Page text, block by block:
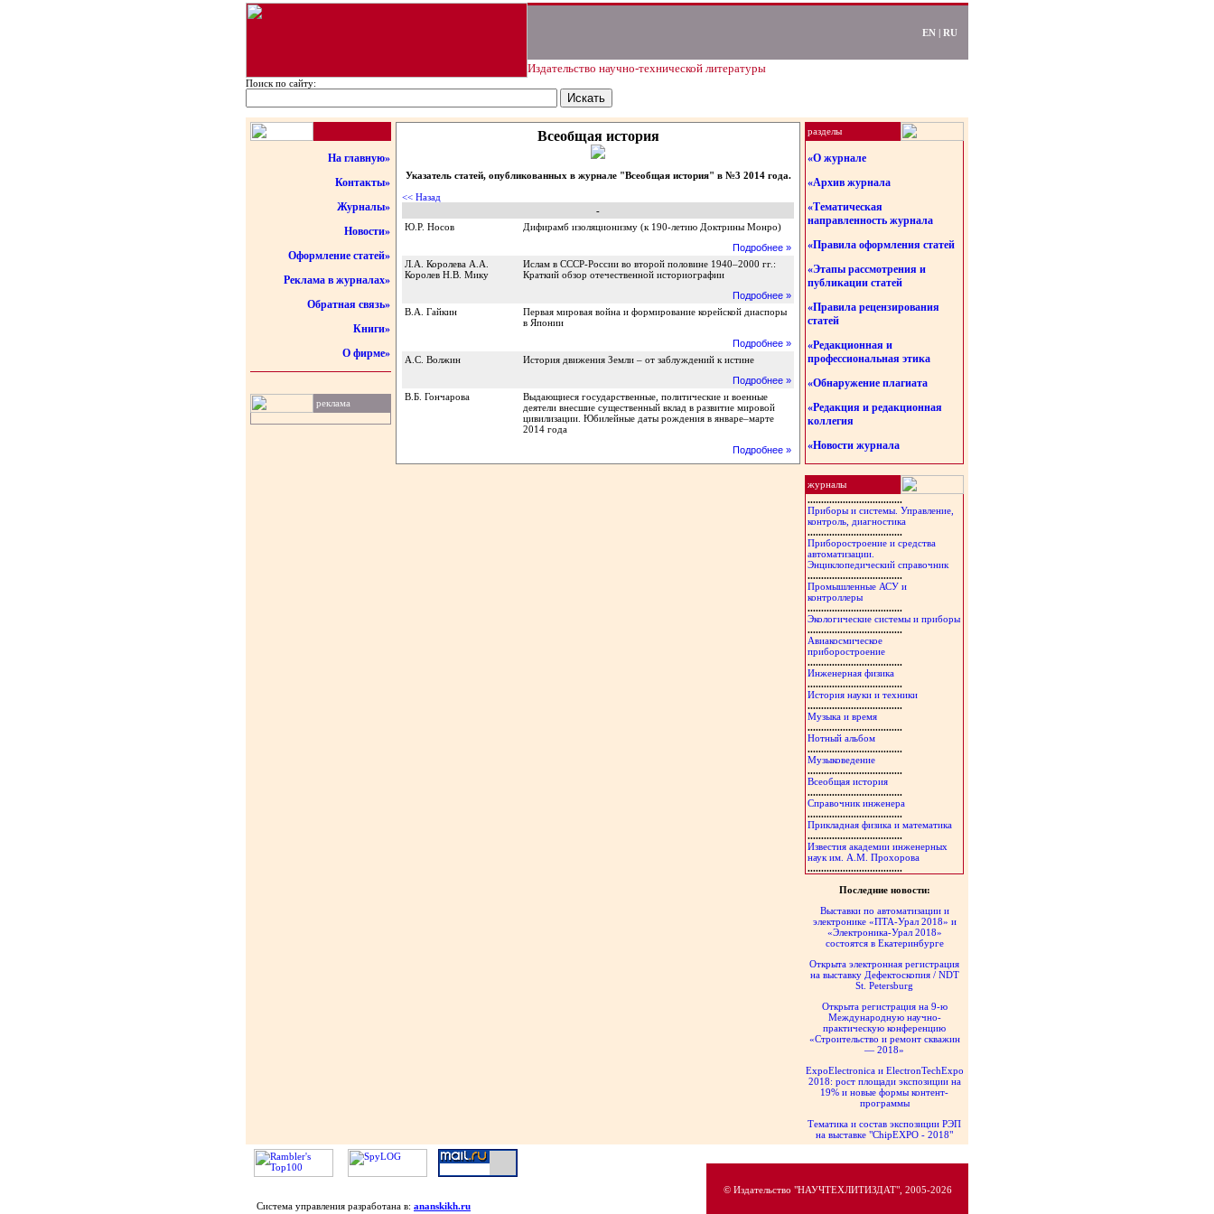
EN | RU
Издательство научно-технической литературы
Поиск по сайту:
На главную»
Контакты»
Журналы»
Новости»
Оформление статей»
Реклама в журналах»
Обратная связь»
Книги»
О фирме»
реклама
Всеобщая история
Указатель статей, опубликованных в журнале "Всеобщая история" в №3 2014 года.
<< Назад
-
Ю.Р. Носов
Дифирамб изоляционизму (к 190-летию Доктрины Монро)
Подробнее »
Л.А. Королева А.А.
Королев Н.В. Мику
Ислам в СССР-России во второй половине 1940–2000 гг.:
Краткий обзор отечественной историографии
Подробнее »
В.А. Гайкин
Первая мировая война и формирование корейской диаспоры
в Японии
Подробнее »
А.С. Волжин
История движения Земли – от заблуждений к истине
Подробнее »
В.Б. Гончарова
Выдающиеся государственные, политические и военные
деятели внесшие существенный вклад в развитие мировой
цивилизации. Юбилейные даты рождения в январе–марте
2014 года
Подробнее »
разделы
«О журнале
«Архив журнала
«Тематическая
направленность журнала
«Правила оформления статей
«Этапы рассмотрения и
публикации статей
«Правила рецензирования
статей
«Редакционная и
профессиональная этика
«Обнаружение плагиата
«Редакция и редакционная
коллегия
«Новости журнала
журналы
...................................
Приборы и системы. Управление,
контроль, диагностика
...................................
Приборостроение и средства
автоматизации.
Энциклопедический справочник
...................................
Промышленные АСУ и
контроллеры
...................................
Экологические системы и приборы
...................................
Авиакосмическое
приборостроение
...................................
Инженерная физика
...................................
История науки и техники
...................................
Музыка и время
...................................
Нотный альбом
...................................
Музыковедение
...................................
Всеобщая история
...................................
Справочник инженера
...................................
Прикладная физика и математика
...................................
Известия академии инженерных
наук им. А.М. Прохорова
...................................
Последние новости:
Выставки по автоматизации и
электронике «ПТА-Урал 2018» и
«Электроника-Урал 2018»
состоятся в Екатеринбурге
Открыта электронная регистрация
на выставку Дефектоскопия / NDT
St. Petersburg
Открыта регистрация на 9-ю
Международную научно-
практическую конференцию
«Строительство и ремонт скважин
— 2018»
ExpoElectronica и ElectronTechExpo
2018: рост площади экспозиции на
19% и новые формы контент-
программы
Тематика и состав экспозиции РЭП
на выставке "ChipEXPO - 2018"
Система управления разработана в: ananskikh.ru
© Издательство "НАУЧТЕХЛИТИЗДАТ", 2005-2026